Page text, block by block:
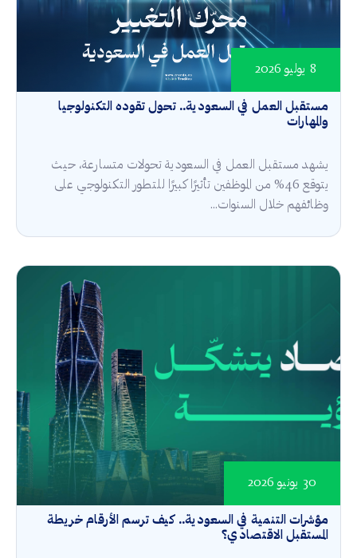
مستقبل العمل في السعودية.. تحول تقوده التكنولوجيا
والمهارات
8 يوليو 2026
يشهد مستقبل العمل في السعودية تحولات متسارعة، حيث
يتوقع 46% من الموظفين تأثيرًا كبيرًا للتطور التكنولوجي على
وظائفهم خلال السنوات...
مؤشرات التنمية في السعودية.. كيف ترسم الأرقام خريطة
المستقبل الاقتصادي؟
30 يونيو 2026